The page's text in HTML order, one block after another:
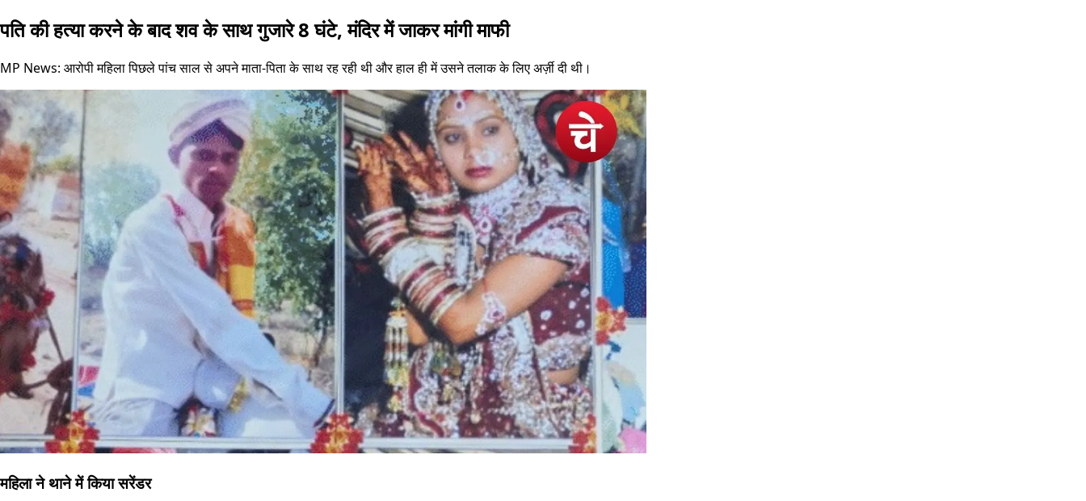
पति की हत्या करने के बाद शव के साथ गुजारे 8 घंटे, मंदिर में जाकर मांगी माफी
MP News: आरोपी महिला पिछले पांच साल से अपने माता-पिता के साथ रह रही थी और हाल ही में उसने तलाक के लिए अर्ज़ी दी थी।
महिला ने थाने में किया सरेंडर